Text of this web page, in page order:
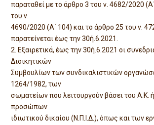
παραταθεί με το άρθρο 3 του ν. 4682/2020
του ν.
4690/2020 (Α΄ 104) και το άρθρο 25 του ν.
παρατείνεται έως την 30ή.6.2021.
2. Εξαιρετικά, έως την 30ή.6.2021 οι
Διοικητικών
Συμβουλίων των συνδικαλιστικών
1264/1982, των
σωματείων που λειτουργούν βάσει του Α.Κ.
προσώπων
ιδιωτικού δικαίου (Ν.Π.Ι.Δ.), όπως και των